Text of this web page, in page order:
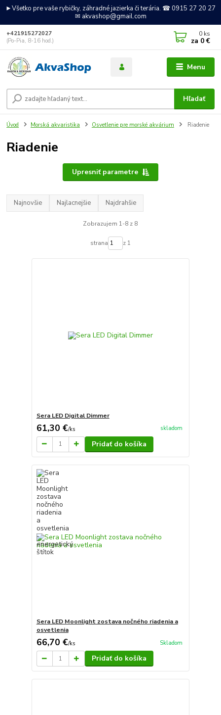
►Všetko pre vaše rybičky, záhradné jazierka či terária. ☎ 0915 27 20 27
✉ akvashop@gmail.com
Menu
Hľadať
+421915272027
(Po-Pia, 8-16 hod.)
0 ks
za 0 €
Úvod Morská akvaristika Osvetlenie pre morské akvárium Riadenie
Riadenie
Upresniť parametre
Najnovšie Najlacnejšie Najdrahšie
Zobrazujem 1-8 z 8
strana z 1
Sera LED Digital Dimmer
61,30 €/ks skladom
Pridať do košíka
Sera LED Moonlight zostava nočného riadenia a
osvetlenia
66,70 €/ks Skladom
Pridať do košíka